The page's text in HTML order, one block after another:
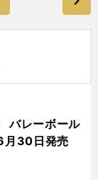
バレーボール
30日発売